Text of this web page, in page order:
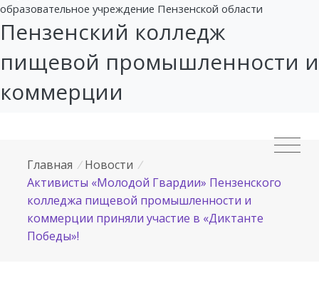
образовательное учреждение Пензенской области
Пензенский колледж
пищевой промышленности и
коммерции
Главная / Новости /
Активисты «Молодой Гвардии» Пензенского
колледжа пищевой промышленности и
коммерции приняли участие в «Диктанте
Победы»!